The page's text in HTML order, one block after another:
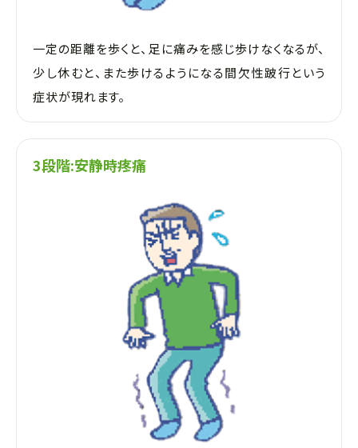
一定の距離を歩くと、足に痛みを感じ歩けなくなるが、
少し休むと、また歩けるようになる間欠性跛行という
症状が現れます。
3段階:安静時疼痛